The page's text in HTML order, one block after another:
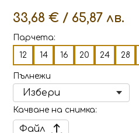
33,68 € / 65,87 лв.
Парчета:
12
14 16 20 24 28
Пълнежи
Качване на снимка
Файл